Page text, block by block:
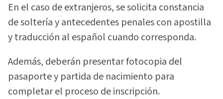
En el caso de extranjeros, se solicita constancia
de soltería y antecedentes penales con apostilla
y traducción al español cuando corresponda.
Además, deberán presentar fotocopia del
pasaporte y partida de nacimiento para
completar el proceso de inscripción.